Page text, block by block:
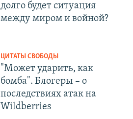
долго будет ситуация
между миром и войной?
ЦИТАТЫ СВОБОДЫ
"Может ударить, как
бомба". Блогеры – о
последствиях атак на
Wildberries